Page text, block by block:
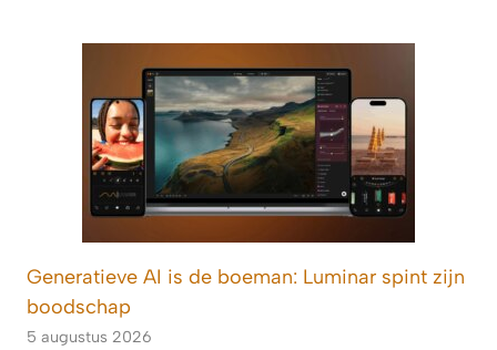
Generatieve AI is de boeman: Luminar spint zijn
boodschap
5 augustus 2026